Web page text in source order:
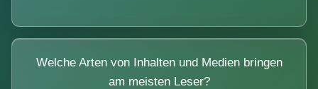
Welche Arten von Inhalten und Medien bringen
am meisten Leser?